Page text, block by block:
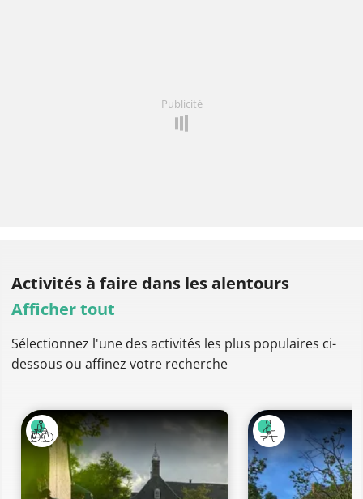
Publicité
Activités à faire dans les alentours
Afficher tout
Sélectionnez l'une des activités les plus populaires ci-
dessous ou affinez votre recherche